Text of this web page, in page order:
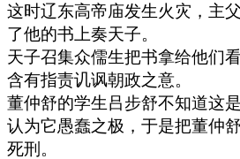
这时辽东高帝庙发生火灾，主
了他的书上奏天子。
天子召集众儒生把书拿给他们
含有指责讥讽朝政之意。
董仲舒的学生吕步舒不知道这
认为它愚蠢之极，于是把董仲
死刑。